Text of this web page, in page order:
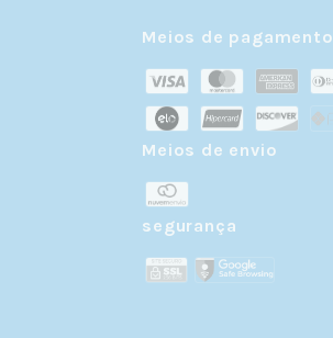
Meios de pagamento
Meios de envio
segurança